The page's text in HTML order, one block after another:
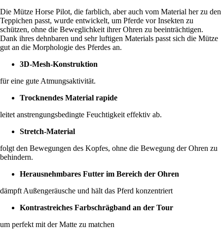
Die Mütze Horse Pilot, die farblich, aber auch vom Material her zu den
Teppichen passt, wurde entwickelt, um Pferde vor Insekten zu
schützen, ohne die Beweglichkeit ihrer Ohren zu beeinträchtigen.
Dank ihres dehnbaren und sehr luftigen Materials passt sich die Mütze
gut an die Morphologie des Pferdes an.
3D-Mesh-Konstruktion
für eine gute Atmungsaktivität.
Trocknendes Material rapide
leitet anstrengungsbedingte Feuchtigkeit effektiv ab.
Stretch-Material
folgt den Bewegungen des Kopfes, ohne die Bewegung der Ohren zu
behindern.
Herausnehmbares Futter im Bereich der Ohren
dämpft Außengeräusche und hält das Pferd konzentriert
Kontrastreiches Farbschrägband an der Tour
um perfekt mit der Matte zu matchen